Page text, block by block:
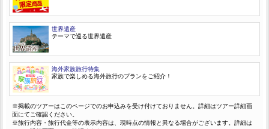
世界遺産
テーマで巡る世界遺産
海外家族旅行特集
家族で楽しめる海外旅行のプランをご紹介！
※掲載のツアーはこのページでのお申込みを受け付けておりません。詳細はツアー詳細画
面にてご確認ください。
※旅行内容・旅行代金等の表示内容は、現時点の情報と異なる場合がございます。詳細は